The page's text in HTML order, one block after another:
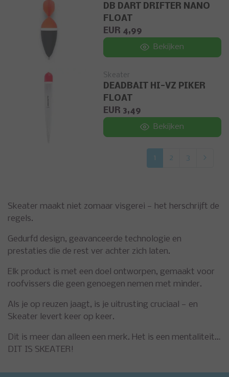
DB DART DRIFTER NANO
FLOAT
EUR 4,99
Bekijken
Skeater
DEADBAIT HI-VZ PIKER
FLOAT
EUR 3,49
Bekijken
1 2 3
Skeater maakt niet zomaar visgerei — het herschrijft de
regels.
Gedurfd design, geavanceerde technologie en
prestaties die de rest ver achter zich laten.
Elk product is met een doel ontworpen, gemaakt voor
roofvissers die geen genoegen nemen met minder.
Als je op reuzen jaagt, is je uitrusting cruciaal — en
Skeater levert keer op keer.
Dit is meer dan alleen een merk. Het is een mentaliteit…
DIT IS SKEATER!